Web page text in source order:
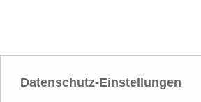
NACH OBEN
Datenschutz-Einstellungen